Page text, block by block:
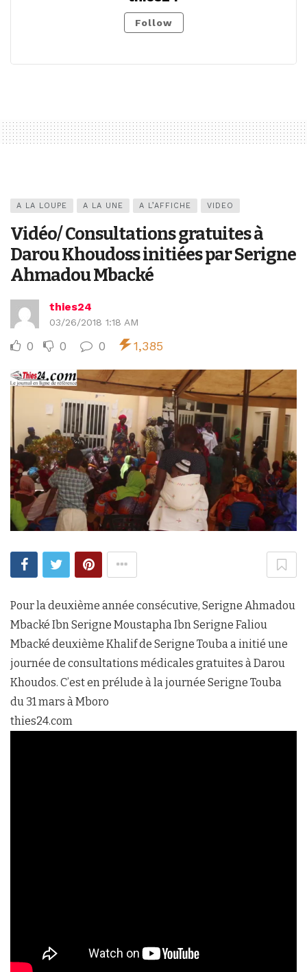
Follow
A LA LOUPE A LA UNE A L’AFFICHE VIDEO
Vidéo/ Consultations gratuites à
Darou Khoudoss initiées par Serigne
Ahmadou Mbacké
thies24
03/26/2018 1:18 AM
0 0 0 1,385
Pour la deuxième année consécutive, Serigne Ahmadou
Mbacké Ibn Serigne Moustapha Ibn Serigne Faliou
Mbacké deuxième Khalif de Serigne Touba a initié une
journée de consultations médicales gratuites à Darou
Khoudos. C’est en prélude à la journée Serigne Touba
du 31 mars à Mboro
thies24.com